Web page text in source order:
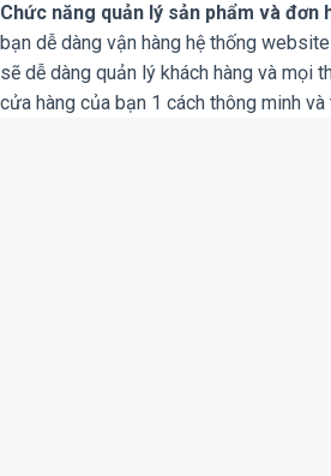
Chức năng quản lý sản phẩm và đơn
bạn dễ dàng vận hàng hệ thống
sẽ dễ dàng quản lý khách hàng và mọi
cửa hàng của bạn 1 cách thông minh và